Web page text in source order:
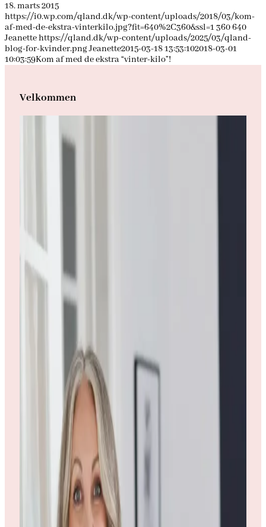
18. marts 2015
https://i0.wp.com/qland.dk/wp-content/uploads/2018/03/kom-
af-med-de-ekstra-vinterkilo.jpg?fit=640%2C360&ssl=1 360640
Jeanettehttps://qland.dk/wp-content/uploads/2025/03/qland-
blog-for-kvinder.pngJeanette2015-03-18 13:53:102018-03-01
10:03:59Kom af med de ekstra “vinter-kilo”!
Velkommen